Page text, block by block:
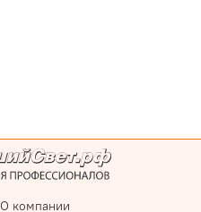
О компании